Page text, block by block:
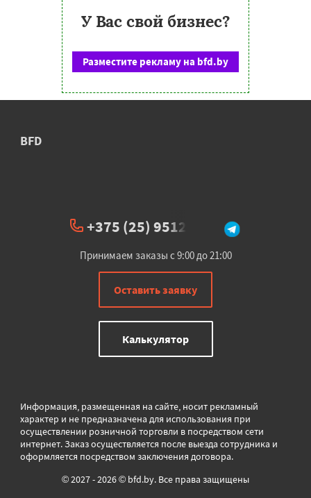
У Вас свой бизнес?
Разместите рекламу на bfd.by
BFD
+375 (25) 951234
Принимаем заказы с 9:00 до 21:00
Оставить заявку
Калькулятор
Информация, размещенная на сайте, носит рекламный
характер и не предназначена для использования при
осуществлении розничной торговли в посредством сети
интернет. Заказ осуществляется после выезда сотрудника и
оформляется посредством заключения договора.
© 2027 - 2026 © bfd.by. Все права защищены